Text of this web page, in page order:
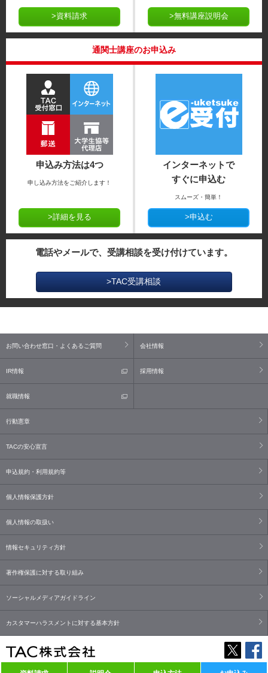
>資料請求 >無料講座説明会
通関士講座のお申込み
申込み方法は4つ
申し込み方法をご紹介します！
>詳細を見る
インターネットで
すぐに申込む
スムーズ・簡単！
>申込む
電話やメールで、受講相談を受け付けています。
>TAC受講相談
お問い合わせ窓口・よくあるご質問 会社情報
IR情報 採用情報
就職情報
行動憲章
TACの安心宣言
申込規約・利用規約等
個人情報保護方針
個人情報の取扱い
情報セキュリティ方針
著作権保護に対する取り組み
ソーシャルメディアガイドライン
カスタマーハラスメントに対する基本方針